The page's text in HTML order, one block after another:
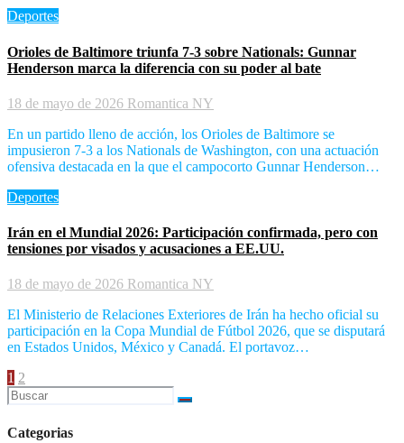
Deportes
Orioles de Baltimore triunfa 7-3 sobre Nationals: Gunnar
Henderson marca la diferencia con su poder al bate
18 de mayo de 2026 Romantica NY
En un partido lleno de acción, los Orioles de Baltimore se
impusieron 7-3 a los Nationals de Washington, con una actuación
ofensiva destacada en la que el campocorto Gunnar Henderson…
Deportes
Irán en el Mundial 2026: Participación confirmada, pero con
tensiones por visados y acusaciones a EE.UU.
18 de mayo de 2026 Romantica NY
El Ministerio de Relaciones Exteriores de Irán ha hecho oficial su
participación en la Copa Mundial de Fútbol 2026, que se disputará
en Estados Unidos, México y Canadá. El portavoz…
Paginación
de
entradas
1 2
Categorias